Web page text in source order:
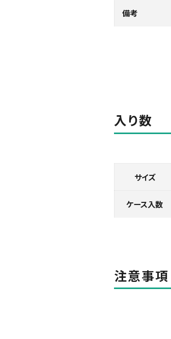
備考
入り数
サイズ
ケース入数
注意事項